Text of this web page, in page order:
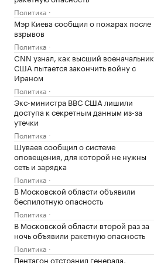
Политика
Мэр Киева сообщил о пожарах после
взрывов
Политика
CNN узнал, как высший военачальник
США пытается закончить войну с
Ираном
Политика
Экс-министра ВВС США лишили
доступа к секретным данным из-за
утечки
Политика
Шуваев сообщил о системе
оповещения, для которой не нужны
сеть и зарядка
Политика
В Московской области объявили
беспилотную опасность
Политика
В Московской области второй раз за
ночь объявили ракетную опасность
Политика
Пентагон отстранил генерала,